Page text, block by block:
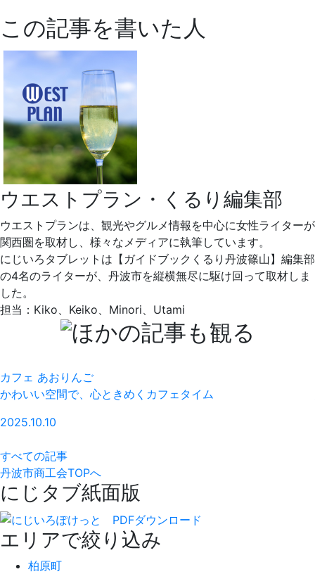
この記事を書いた人
ウエストプラン・くるり編集部
ウエストプランは、観光やグルメ情報を中心に女性ライターが
関西圏を取材し、様々なメディアに執筆しています。
にじいろタブレットは【ガイドブックくるり丹波篠山】編集部
の4名のライターが、丹波市を縦横無尽に駆け回って取材しま
した。
担当：Kiko、Keiko、Minori、Utami
一般社団法人 F-union
悠遊の森のバーガー店が手がける宅配弁当。あらゆ
すべての記事
丹波市商工会TOPへ
にじタブ紙面版
エリアで絞り込み
柏原町